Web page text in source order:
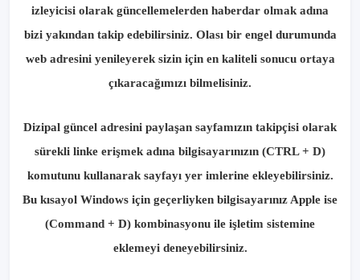
izleyicisi olarak güncellemelerden haberdar olmak adına
bizi yakından takip edebilirsiniz. Olası bir engel durumunda
web adresini yenileyerek sizin için en kaliteli sonucu ortaya
çıkaracağımızı bilmelisiniz.
Dizipal güncel adresini paylaşan sayfamızın takipçisi olarak
sürekli linke erişmek adına bilgisayarınızın (CTRL + D)
komutunu kullanarak sayfayı yer imlerine ekleyebilirsiniz.
Bu kısayol Windows için geçerliyken bilgisayarınız Apple ise
(Command + D) kombinasyonu ile işletim sistemine
eklemeyi deneyebilirsiniz.